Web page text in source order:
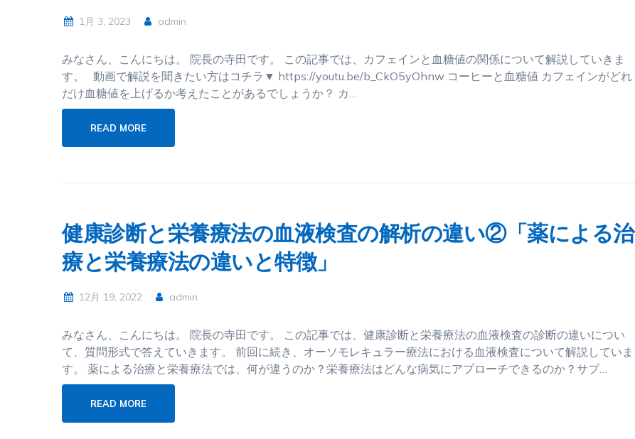
1月 3, 2023 admin
みなさん、こんにちは。 院長の寺田です。 この記事では、カフェインと血糖値の関係について解説していきま
す。 動画で解説を聞きたい方はコチラ▼ https://youtu.be/b_CkO5yOhnw コーヒーと血糖値 カフェインがどれ
だけ血糖値を上げるか考えたことがあるでしょうか？ カ…
READ MORE
健康診断と栄養療法の血液検査の解析の違い②「薬による治
療と栄養療法の違いと特徴」
12月 19, 2022 admin
みなさん、こんにちは。 院長の寺田です。 この記事では、健康診断と栄養療法の血液検査の診断の違いについ
て、質問形式で答えていきます。 前回に続き、オーソモレキュラー療法における血液検査について解説していま
す。 薬による治療と栄養療法では、何が違うのか？栄養療法はどんな病気にアプローチできるのか？サプ…
READ MORE